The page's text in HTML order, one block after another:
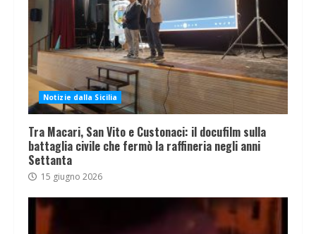
Notizie dalla Sicilia
Tra Macari, San Vito e Custonaci: il docufilm sulla
battaglia civile che fermò la raffineria negli anni
Settanta
15 giugno 2026